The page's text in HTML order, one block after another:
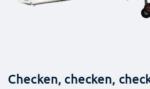
Checken, checken,